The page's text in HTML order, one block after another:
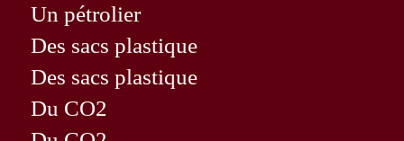
Un pétrolier
Des sacs plastique
Des sacs plastique
Du CO2